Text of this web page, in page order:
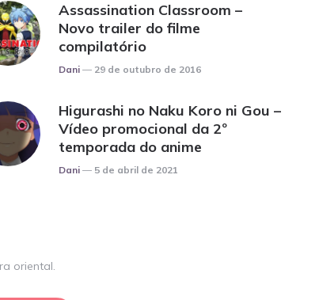
Assassination Classroom –
Novo trailer do filme
compilatório
Posted
Dani 29 de outubro de 2016
Higurashi no Naku Koro ni Gou –
Vídeo promocional da 2º
temporada do anime
Posted
Dani 5 de abril de 2021
oriental.